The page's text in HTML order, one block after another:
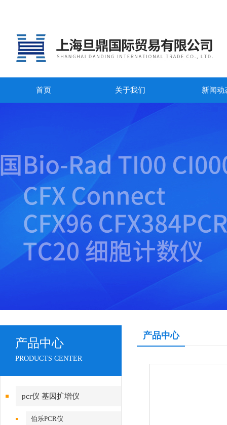
首页 关于我们 新闻动
产品中心
PRODUCTS CENTER
pcr仪 基因扩增仪
伯乐PCR仪
产品中心